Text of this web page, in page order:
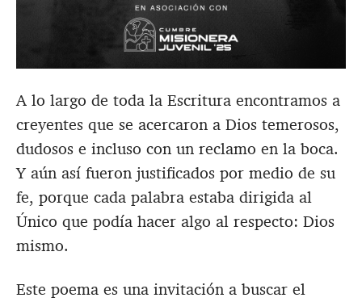
A lo largo de toda la Escritura encontramos a
creyentes que se acercaron a Dios temerosos,
dudosos e incluso con un reclamo en la boca.
Y aún así fueron justificados por medio de su
fe, porque cada palabra estaba dirigida al
Único que podía hacer algo al respecto: Dios
mismo.
Este poema es una invitación a buscar el